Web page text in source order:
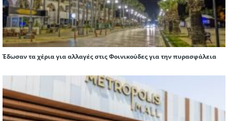
Έδωσαν τα χέρια για αλλαγές στις Φοινικούδες για την πυρασφάλεια